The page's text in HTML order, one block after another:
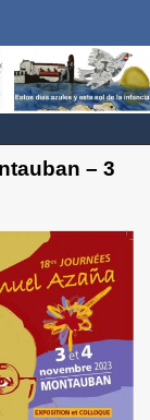
– 3